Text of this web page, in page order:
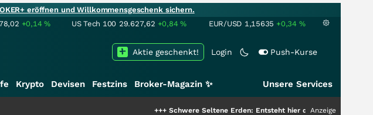
eröffnen und Willkommensgeschenk sichern.
+0,14% US Tech 100 29.627,62 +0,84% EUR/USD 1,15635 +0,34 %
Login Push-Kurse
Aktie geschenkt!
Krypto Devisen Festzins Broker-Magazin ✨ Unsere Services
Schwere Seltene Erden: Entsteht hier die nächsteAnzeige